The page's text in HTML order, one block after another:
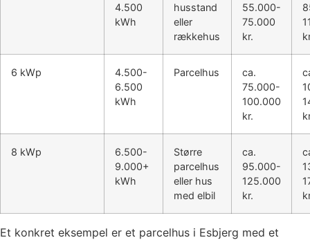
4.500
kWh
husstand
eller
rækkehus
55.000-
75.000
kr.
6 kWp
4.500-
6.500
kWh
Parcelhus
ca.
75.000-
100.000
kr.
8 kWp
6.500-
9.000+
kWh
Større
parcelhus
eller hus
med elbil
ca.
95.000-
125.000
kr.
Et konkret eksempel er et parcelhus i Esbjerg med et